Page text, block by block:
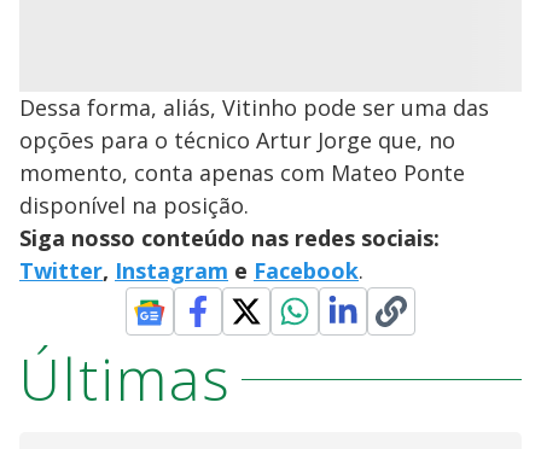
Dessa forma, aliás, Vitinho pode ser uma das
opções para o técnico Artur Jorge que, no
momento, conta apenas com Mateo Ponte
disponível na posição.
Siga nosso conteúdo nas redes sociais:
Twitter, Instagram e Facebook.
Últimas